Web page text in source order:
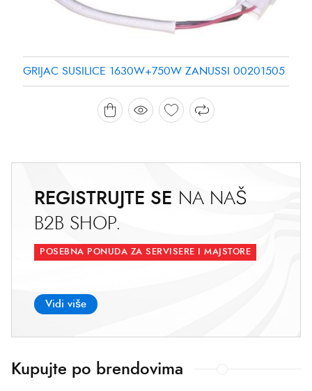
GRIJAC SUSILICE 1630W+750W ZANUSSI 00201505
REGISTRUJTE SE NA NAŠ
B2B SHOP.
POSEBNA PONUDA ZA SERVISERE I MAJSTORE
Vidi više
Kupujte po brendovima